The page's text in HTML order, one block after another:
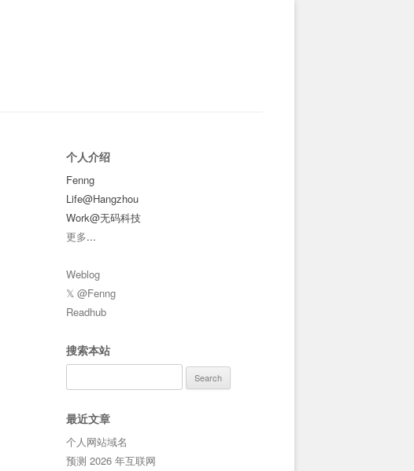
个人介绍
Fenng
Life@Hangzhou
Work@无码科技
更多...
Weblog
𝕏 @Fenng
Readhub
搜索本站
for:
最近文章
个人网站域名
预测 2026 年互联网